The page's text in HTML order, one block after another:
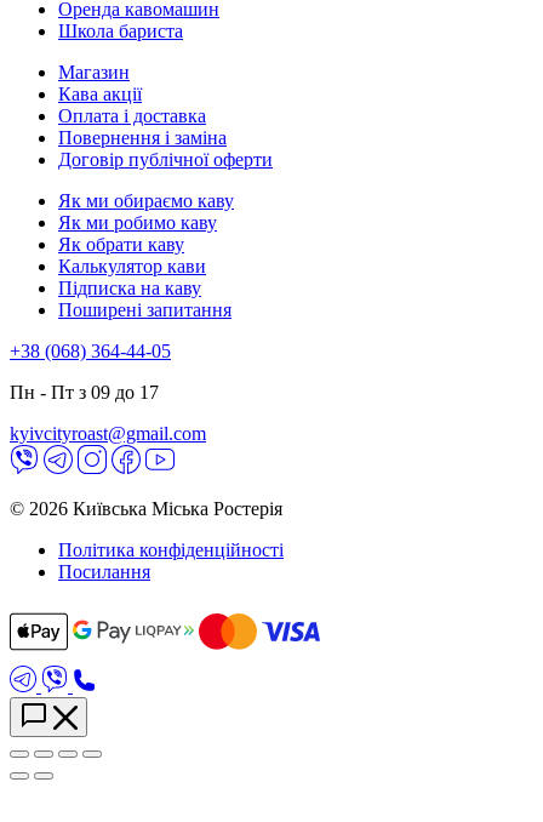
Оренда кавомашин
Школа бариста
Магазин
Кава акції
Оплата і доставка
Повернення і заміна
Договір публічної оферти
Як ми обираємо каву
Як ми робимо каву
Як обрати каву
Калькулятор кави
Підписка на каву
Поширені запитання
+38 (068) 364-44-05
Пн - Пт з 09 до 17
kyivcityroast@gmail.com
© 2026 Київська Міська Ростерія
Політика конфіденційності
Посилання